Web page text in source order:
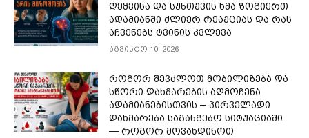
ღეჭვისა და სუნთქვის ხმა ზოგიერთ
ადამიანში ძლიერ რეაქციას და რას
აჩვენებს ტვინის კვლევა
აგვისტო 10, 2026
როგორ შევძლოთ მობილიზება და
სწორი დახმარების აღმოჩენა
ადამიანებისთვის – პირველადი
დახმარება საგანგებო სიტუაციაში
— როგორ მოვახდინოთ